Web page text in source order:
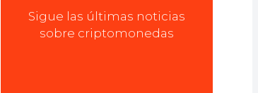
Sigue las últimas noticias
sobre criptomonedas